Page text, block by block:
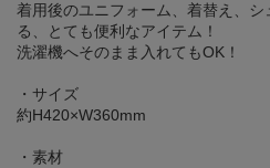
着用後のユニフォーム、着替え、シ
る、とても便利なアイテム！
洗濯機へそのまま入れてもOK！
・サイズ
約H420×W360mm
・素材